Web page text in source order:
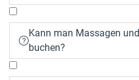

Kann man Massagen
buchen?